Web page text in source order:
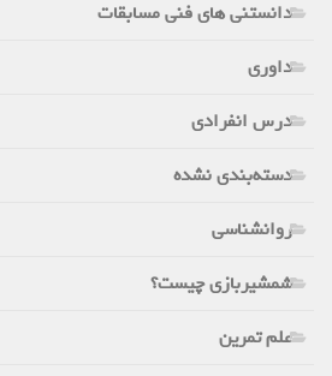
دانستنی های فنی مسابقات
داوری
درس انفرادی
دسته‌بندی نشده
روانشناسی
شمشیربازی چیست؟
علم تمرین